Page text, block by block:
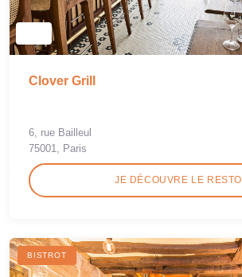
Clover Grill
6, rue Bailleul
75001, Paris
JE DÉCOUVRE LE RESTO
BISTROT